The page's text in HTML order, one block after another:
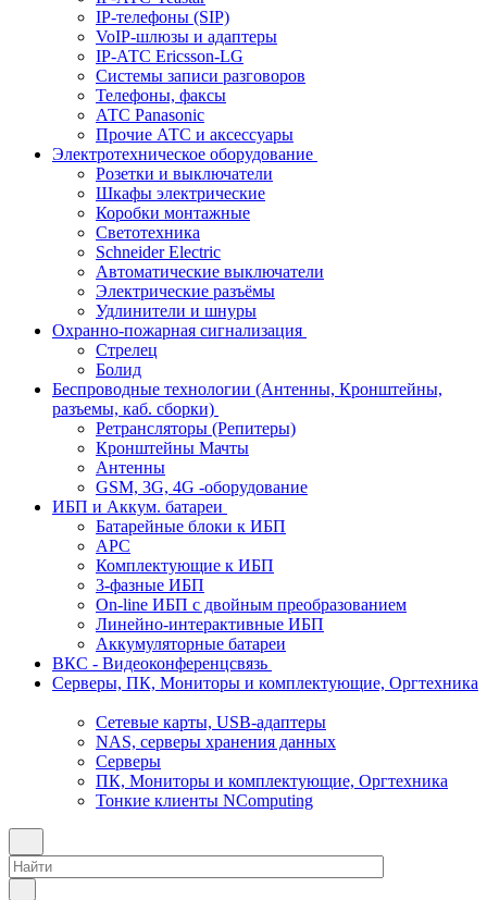
IP-телефоны (SIP)
VoIP-шлюзы и адаптеры
IP-АТС Ericsson-LG
Системы записи разговоров
Телефоны, факсы
АТС Panasonic
Прочие АТС и аксессуары
Электротехническое оборудование
Розетки и выключатели
Шкафы электрические
Коробки монтажные
Светотехника
Schneider Electric
Автоматические выключатели
Электрические разъёмы
Удлинители и шнуры
Охранно-пожарная сигнализация
Стрелец
Болид
Беспроводные технологии (Антенны, Кронштейны,
разъемы, каб. сборки)
Ретрансляторы (Репитеры)
Кронштейны Мачты
Антенны
GSM, 3G, 4G -оборудование
ИБП и Аккум. батареи
Батарейные блоки к ИБП
APC
Комплектующие к ИБП
3-фазные ИБП
On-line ИБП с двойным преобразованием
Линейно-интерактивные ИБП
Аккумуляторные батареи
ВКС - Видеоконференцсвязь
Серверы, ПК, Мониторы и комплектующие, Оргтехника
Сетевые карты, USB-адаптеры
NAS, серверы хранения данных
Серверы
ПК, Мониторы и комплектующие, Оргтехника
Тонкие клиенты NComputing